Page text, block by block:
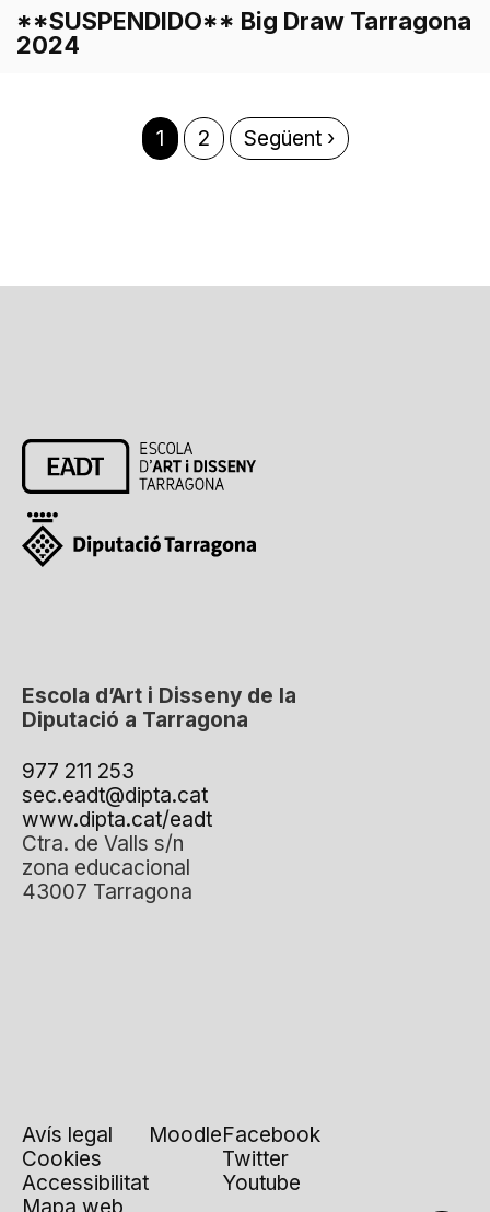
**SUSPENDIDO** Big Draw Tarragona
2024
Página
actual
1 Página
2
Siguiente
página
Següent ›
Escola d’Art i Disseny de la
Diputació a Tarragona
977 211 253
sec.eadt@dipta.cat
www.dipta.cat/eadt
Ctra. de Valls s/n
zona educacional
43007 Tarragona
Avís legal
Cookies
Accessibilitat
Mapa web
MoodleFacebook
Twitter
Youtube